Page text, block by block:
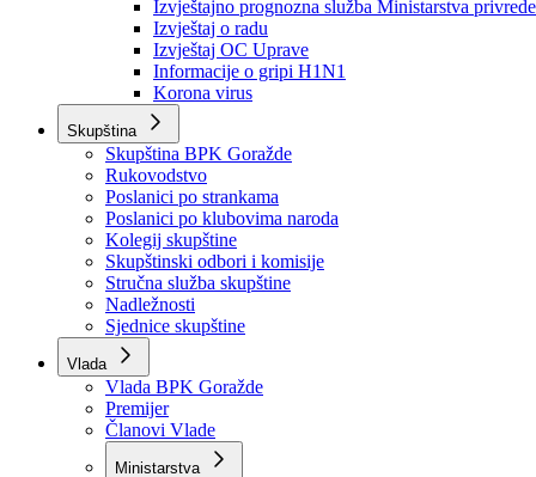
Obavještenja i izvještaji
Obavještenja Vlade
Izvještajno prognozna služba Ministarstva privrede
Izvještaj o radu
Izvještaj OC Uprave
Informacije o gripi H1N1
Korona virus
Skupština
Skupština BPK Goražde
Rukovodstvo
Poslanici po strankama
Poslanici po klubovima naroda
Kolegij skupštine
Skupštinski odbori i komisije
Stručna služba skupštine
Nadležnosti
Sjednice skupštine
Vlada
Vlada BPK Goražde
Premijer